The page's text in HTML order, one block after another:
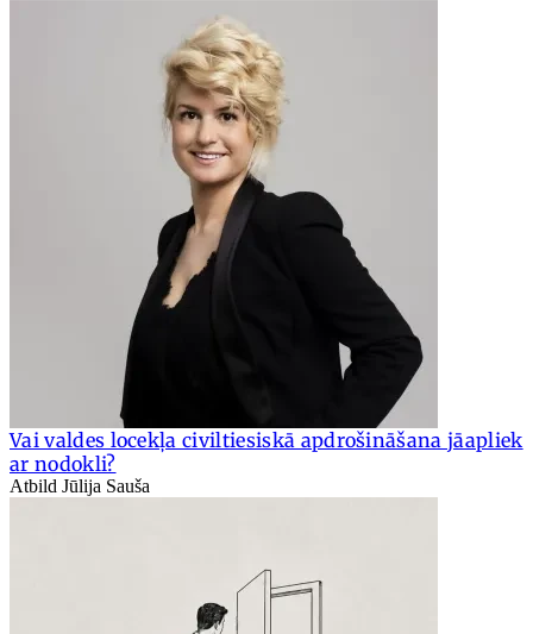
Vai valdes locekļa civiltiesiskā apdrošināšana jāapliek
ar nodokli?
Atbild Jūlija Sauša